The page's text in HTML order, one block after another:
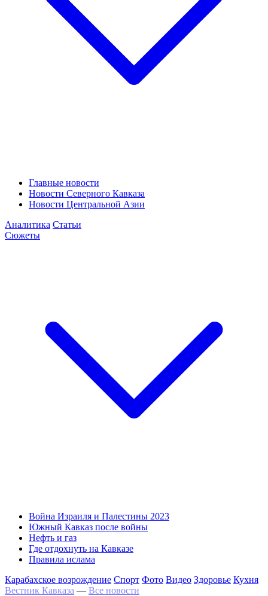
Главные новости
Новости Северного Кавказа
Новости Центральной Азии
Аналитика Статьи
Сюжеты
Война Израиля и Палестины 2023
Южный Кавказ после войны
Нефть и газ
Где отдохнуть на Кавказе
Правила ислама
Карабахское возрождение Спорт Фото Видео Здоровье Кухня
Вестник Кавказа — Все новости